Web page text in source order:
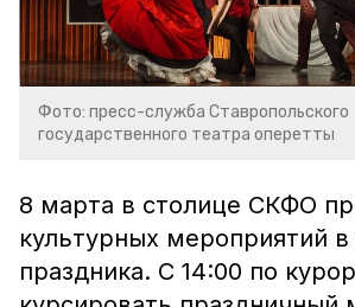
Фото: пресс-служба Ставропольского
государственного театра оперетты
8 марта в столице СКФО
культурных мероприятий в
праздника. С 14:00 по